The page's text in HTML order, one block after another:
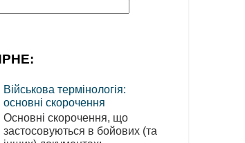
Військова термінологія:
основні скорочення
Основні скорочення, що
застосовуються в бойових (та